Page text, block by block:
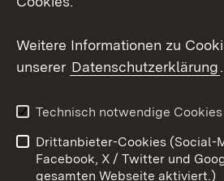
Youtube
Kontakt
Barrierefreiheit
Impressum
Weitere Informationen zu
unserer Datenschutzerklärung.
Technisch notwendige Cookies
Drittanbieter-Cookies (Social-
Facebook, X / Twitter und
gesamten Webseite aktiviert.)